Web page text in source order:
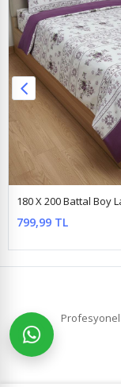
799,99 TL
Profesyonel